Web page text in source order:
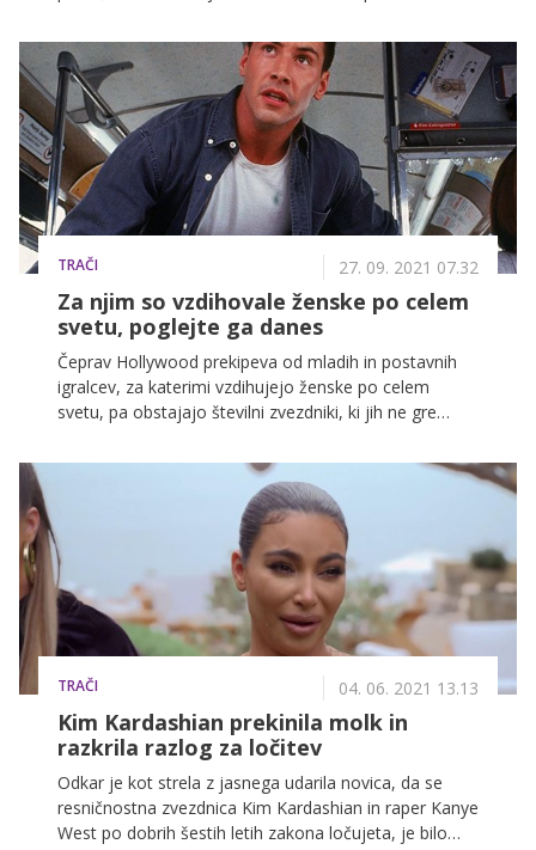
recimo po pustu odločimo za 40-dnevno odrekanje
sladkarijam, ogljikovim hidratom ali alkoholu?
Odgovarja certificirana prehranska svetovalka Vlatka
Bartolić Iori, ki tudi svetuje, kako se pripraviti na post
in kako izbrati pravilno obliko zase. Preverite!
TRAČI 27. 09. 2021 07.32
Za njim so vzdihovale ženske po celem
svetu, poglejte ga danes
Čeprav Hollywood prekipeva od mladih in postavnih
igralcev, za katerimi vzdihujejo ženske po celem
svetu, pa obstajajo številni zvezdniki, ki jih ne gre
George Clooney, Keanu Revees, Richard Gere, Tom
Cruise in Chris Noth je le nekaj največjih
hollywoodskih šarmerjem, ki kljub letom še vedno
lomijo ženska srca.
TRAČI 04. 06. 2021 13.13
Kim Kardashian prekinila molk in
razkrila razlog za ločitev
Odkar je kot strela z jasnega udarila novica, da se
resničnostna zvezdnica Kim Kardashian in raper Kanye
West po dobrih šestih letih zakona ločujeta, je bilo